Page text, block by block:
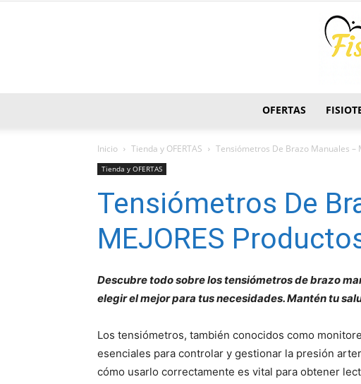
OFERTAS
Inicio Tienda y OFERTAS Tensiómetros De Brazo Manuales –
Tienda y OFERTAS
Tensiómetros De
MEJORES
Descubre todo sobre los tensiómetros de brazo
elegir el mejor para tus necesidades. Mantén tu
Los tensiómetros, también conocidos como
esenciales para controlar y gestionar la presión
cómo usarlo correctamente es vital para obtener